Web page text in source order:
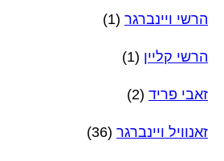
הרשי ויינברגר (1)
הרשי קליין (1)
זאבי פריד (2)
זאנוויל ויינברגר (36)